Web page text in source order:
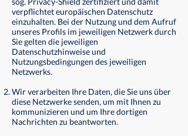
verpflichtet europäischen Datenschutz
einzuhalten. Bei der Nutzung und dem Aufruf
unseres Profils im jeweiligen Netzwerk durch
Sie gelten die jeweiligen
Datenschutzhinweise und
Nutzungsbedingungen des jeweiligen
Netzwerks.
Wir verarbeiten Ihre Daten, die Sie uns über
diese Netzwerke senden, um mit Ihnen zu
kommunizieren und um Ihre dortigen
Nachrichten zu beantworten.